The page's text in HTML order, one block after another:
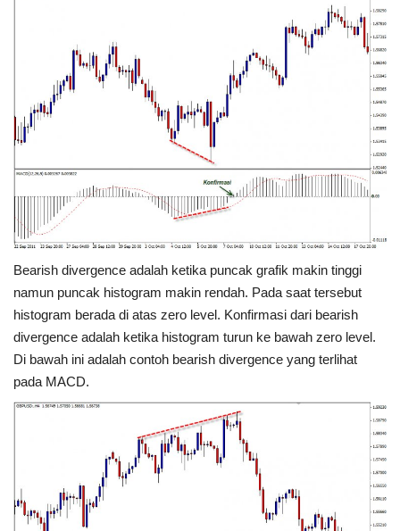
Bearish divergence adalah ketika puncak grafik makin tinggi
namun puncak histogram makin rendah. Pada saat tersebut
histogram berada di atas zero level. Konfirmasi dari bearish
divergence adalah ketika histogram turun ke bawah zero level.
Di bawah ini adalah contoh bearish divergence yang terlihat
pada MACD.